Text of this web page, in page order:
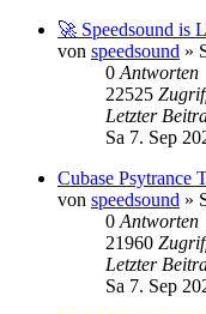
🚀 Speedsound is
von speedsound »
0 Antworten
22525
Letzter
Sa 7. Sep
Cubase Psytrance
von speedsound »
0 Antworten
21960
Letzter
Sa 7. Sep